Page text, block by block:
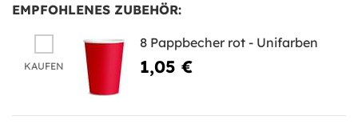
EMPFOHLENES ZUBEHÖR:
KAUFEN
8 Pappbecher rot - Unifarben
1,05 €